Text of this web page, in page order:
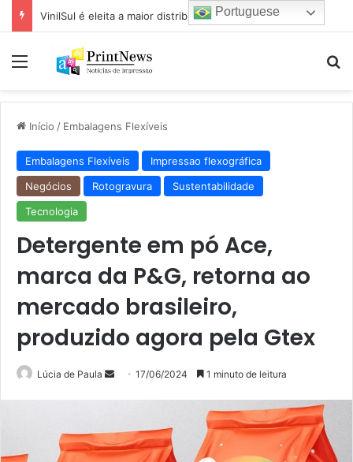
Menu
Início / Embalagens Flexíveis
Embalagens Flexíveis
Impressao flexográfica
Negócios
Rotogravura
Sustentabilidade
Tecnologia
Detergente em pó Ace,
marca da P&G, retorna ao
mercado brasileiro,
produzido agora pela Gtex
Lúcia de Paula
Mande
mail
17/06/2024 1 minuto de leitura
Portuguese